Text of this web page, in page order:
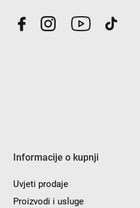
Informacije o kupnji
Uvjeti prodaje
Proizvodi i usluge